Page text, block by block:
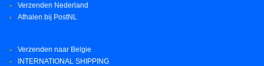
Verzenden Nederland
Afhalen bij PostNL
Verzenden naar Belgie
INTERNATIONAL SHIPPING